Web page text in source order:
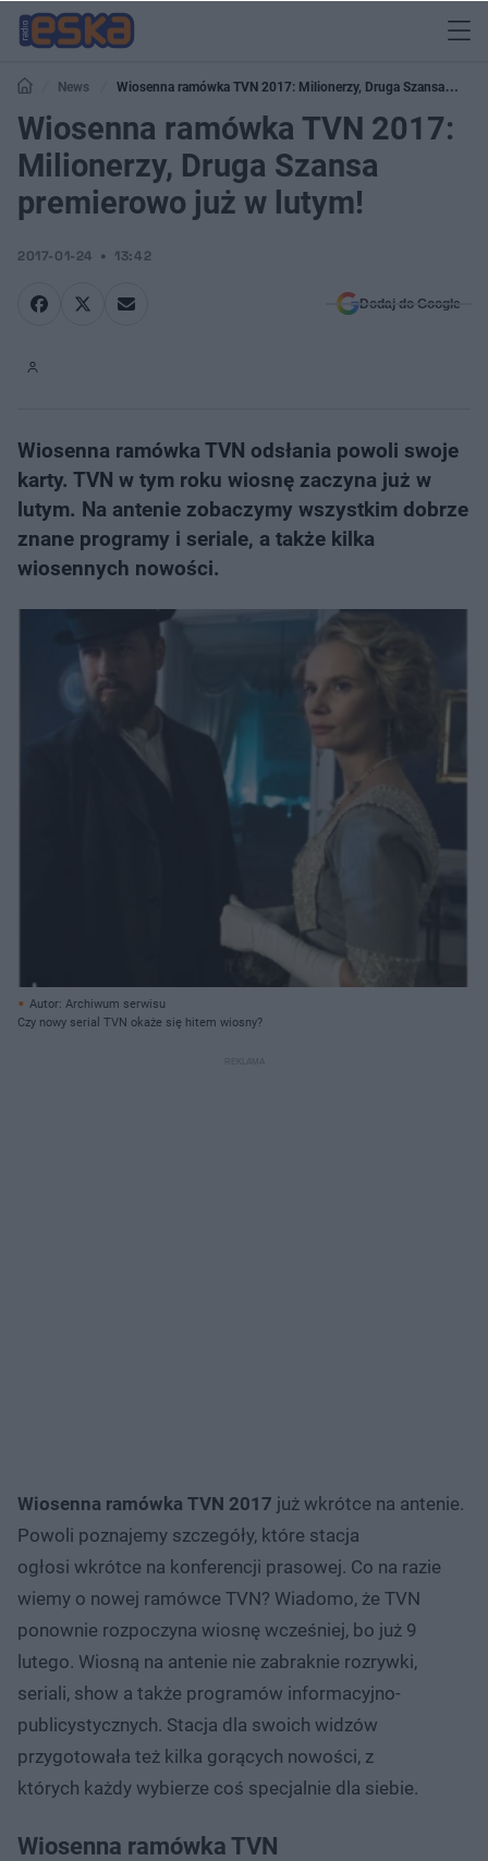
News
Wiosenna ramówka TVN 2017: Milionerzy, Druga Szansa
premierowo już w lutym!
Wiosenna ramówka TVN 2017:
Milionerzy, Druga Szansa
premierowo już w lutym!
2017-01-24 13:42
Dodaj do Google
Wiosenna ramówka TVN odsłania powoli swoje
karty. TVN w tym roku wiosnę zaczyna już w
lutym. Na antenie zobaczymy wszystkim dobrze
znane programy i seriale, a także kilka
wiosennych nowości.
Autor: Archiwum serwisu
Czy nowy serial TVN okaże się hitem wiosny?
Wiosenna ramówka TVN 2017 już wkrótce na antenie.
Powoli poznajemy szczegóły, które stacja
ogłosi wkrótce na konferencji prasowej. Co na razie
wiemy o nowej ramówce TVN? Wiadomo, że TVN
ponownie rozpoczyna wiosnę wcześniej, bo już 9
lutego. Wiosną na antenie nie zabraknie rozrywki,
seriali, show a także programów informacyjno-
publicystycznych. Stacja dla swoich widzów
przygotowała też kilka gorących nowości, z
których każdy wybierze coś specjalnie dla siebie.
Wiosenna ramówka TVN